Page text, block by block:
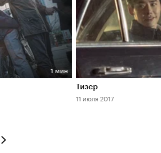
1 мин
Длительность 46 сек
Тизер
11 июля 2017